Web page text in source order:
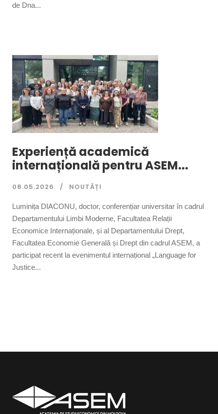
de Dna...
Experiență academică
internațională pentru ASEM...
08.05.2026 NOUTĂȚI
Luminița DIACONU, doctor, conferențiar universitar în cadrul
Departamentului Limbi Moderne, Facultatea Relații
Economice Internaționale, și al Departamentului Drept,
Facultatea Economie Generală și Drept din cadrul ASEM, a
participat recent la evenimentul internațional „Language for
Justice...